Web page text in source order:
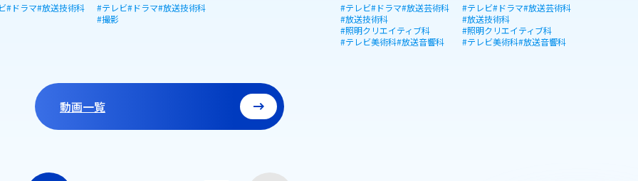
#ドラマ#放送技術科 #テレビ#ドラマ#放送技術科
#撮影
#テレビ#ドラマ#放送芸術科
#放送技術科
#照明クリエイティブ科
#テレビ美術科#放送音響科
#テレビ#ドラマ#放送芸術科
#放送技術科
#照明クリエイティブ科
#テレビ美術科#放送音響科
動画一覧